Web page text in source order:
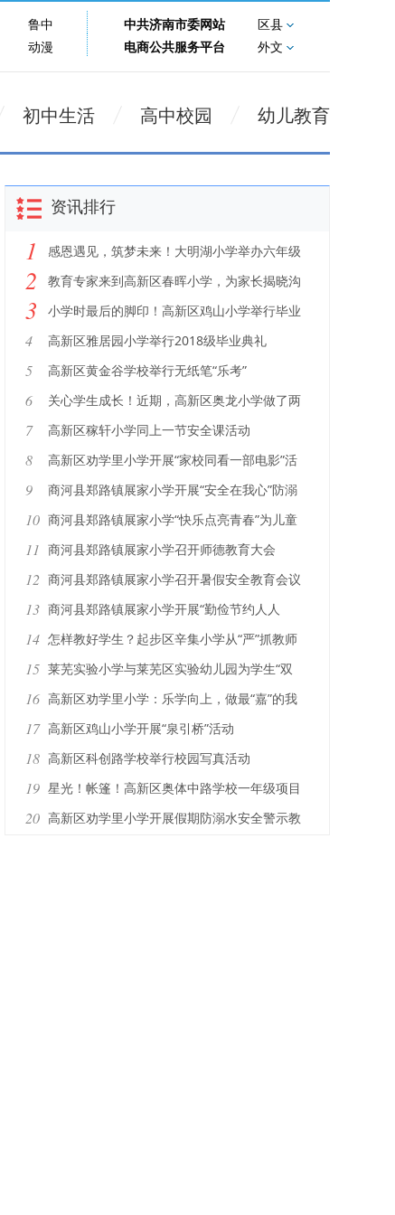
鲁中 中共济南市委网站
区县
动漫 电商公共服务平台 外文
初中生活 高中校园 幼儿教育
资讯排行
1
感恩遇见，筑梦未来！大明湖小学举办六年级
毕业典礼暨第十三届成童礼
2
教育专家来到高新区春晖小学，为家长揭晓沟
通的“答案”
3
小学时最后的脚印！高新区鸡山小学举行毕业
典礼
4 高新区雅居园小学举行2018级毕业典礼
5 高新区黄金谷学校举行无纸笔“乐考”
6
关心学生成长！近期，高新区奥龙小学做了两
件大事
7 高新区稼轩小学同上一节安全课活动
8
高新区劝学里小学开展“家校同看一部电影”活
动
9
商河县郑路镇展家小学开展“安全在我心”防溺
水教育
10 商河县郑路镇展家小学“快乐点亮青春”为儿童
心理减压
11 商河县郑路镇展家小学召开师德教育大会
12 商河县郑路镇展家小学召开暑假安全教育会议
13 商河县郑路镇展家小学开展“勤俭节约人人
行”活动
14 怎样教好学生？起步区辛集小学从“严”抓教师
素养入手
15 莱芜实验小学与莱芜区实验幼儿园为学生“双
向奔赴”
16 高新区劝学里小学：乐学向上，做最“嘉”的我
17 高新区鸡山小学开展“泉引桥”活动
18 高新区科创路学校举行校园写真活动
19 星光！帐篷！高新区奥体中路学校一年级项目
式学评有特色
20 高新区劝学里小学开展假期防溺水安全警示教